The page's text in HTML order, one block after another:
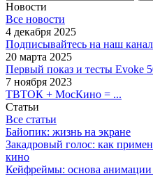
Новости
Все новости
4 декабря 2025
Подписывайтесь на наш
20 марта 2025
Первый показ и тесты Evoke
7 ноября 2023
ТВТОК + МосКино = ...
Статьи
Все статьи
Байопик: жизнь на экране
Закадровый голос: как
кино
Кейфреймы: основа